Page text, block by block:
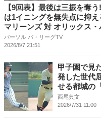
【9回表】最後は三振を奪
は1イニングを無失点に抑
マリーンズ 対 オリックス
パーソル パ・リーグTV
2026/8/7 21:51
甲子園で見
発した世代
せる都城の
西尾典文
2026/7/31 11:00